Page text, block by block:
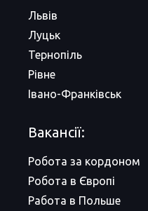
Львів
Луцьк
Тернопіль
Рівне
Івано-Франківськ
Вакансії:
Робота за кордоном
Робота в Європі
Работа в Польше